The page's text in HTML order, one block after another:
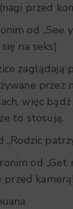
przed
od „See
na seks)
zaglądają
więc
to stosują.
„Rodzic
od „Get
przed